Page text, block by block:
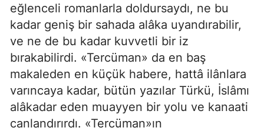
eğlenceli romanlarla doldursaydı, ne bu
kadar geniş bir sahada alâka uyandırabilir,
ve ne de bu kadar kuvvetli bir iz
bırakabilirdi. «Tercüman» da en baş
makaleden en küçük habere, hattâ ilânlara
varıncaya kadar, bütün yazılar Türkü, İslâmı
alâkadar eden muayyen bir yolu ve kanaati
canlandırırdı. «Tercüman»ın